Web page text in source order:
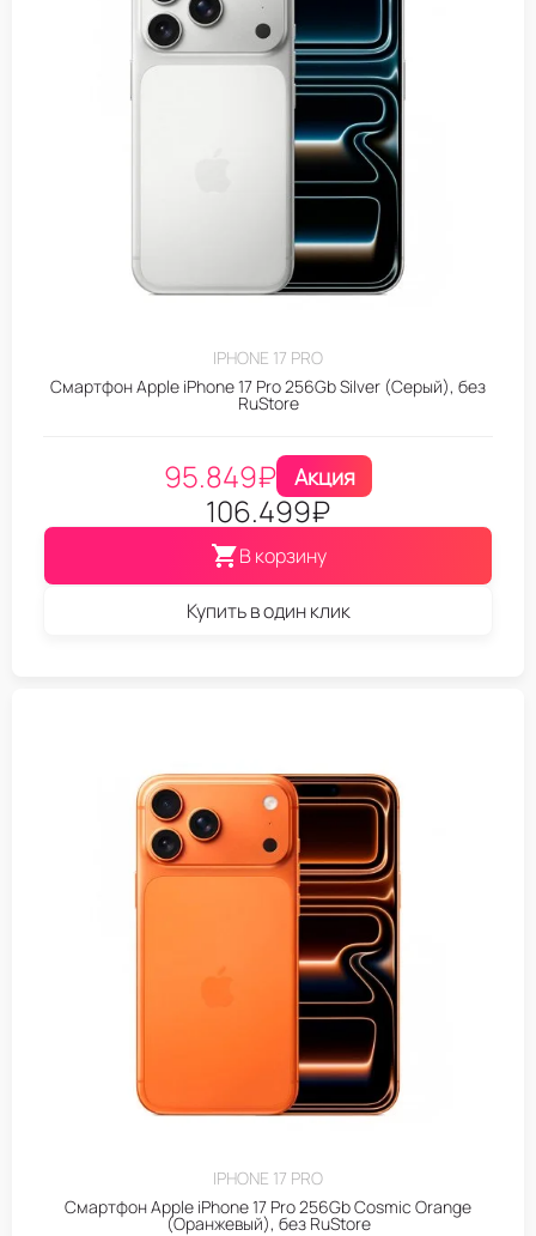
IPHONE 17 PRO
Смартфон Apple iPhone 17 Pro 256Gb Silver (Серый), без
RuStore
95.849₽ Акция
106.499₽
В корзину
Купить в один клик
IPHONE 17 PRO
Смартфон Apple iPhone 17 Pro 256Gb Cosmic Orange
(Оранжевый), без RuStore